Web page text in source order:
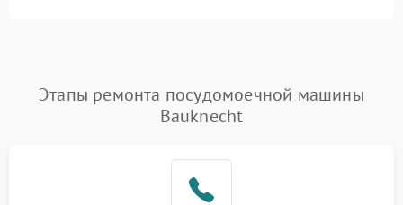
Этапы ремонта посудомоечной машины
Bauknecht